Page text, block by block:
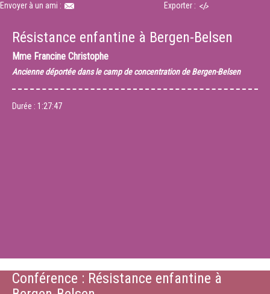
Envoyer à un ami : Exporter :
Résistance enfantine à Bergen-Belsen
Mme Francine Christophe
Ancienne déportée dans le camp de concentration de Bergen-Belsen
Durée : 1:27:47
Conférence : Résistance enfantine à